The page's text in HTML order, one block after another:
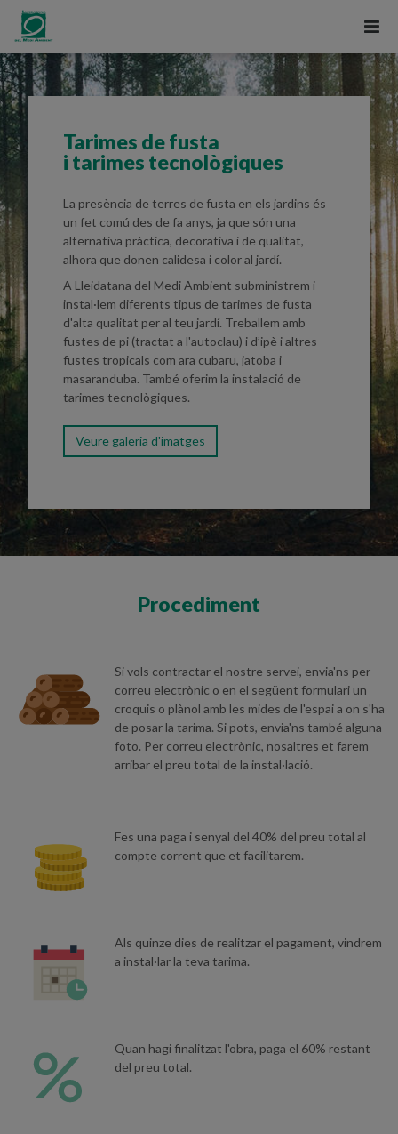
Tarimes de fusta
i tarimes tecnològiques
La presència de terres de fusta en els jardins és
un fet comú des de fa anys, ja que són una
alternativa pràctica, decorativa i de qualitat,
alhora que donen calidesa i color al jardí.
A Lleidatana del Medi Ambient subministrem i
instal·lem diferents tipus de tarimes de fusta
d'alta qualitat per al teu jardí. Treballem amb
fustes de pi (tractat a l'autoclau) i d’ipè i altres
fustes tropicals com ara cubaru, jatoba i
masaranduba. També oferim la instalació de
tarimes tecnològiques.
Veure galeria d'imatges
Procediment
Si vols contractar el nostre servei, envia'ns per
correu electrònic o en el següent formulari un
croquis o plànol amb les mides de l'espai a on s'ha
de posar la tarima. Si pots, envia'ns també alguna
foto. Per correu electrònic, nosaltres et farem
arribar el preu total de la instal·lació.
Fes una paga i senyal del 40% del preu total al
compte corrent que et facilitarem.
Als quinze dies de realitzar el pagament, vindrem
a instal·lar la teva tarima.
Quan hagi finalitzat l'obra, paga el 60% restant
del preu total.